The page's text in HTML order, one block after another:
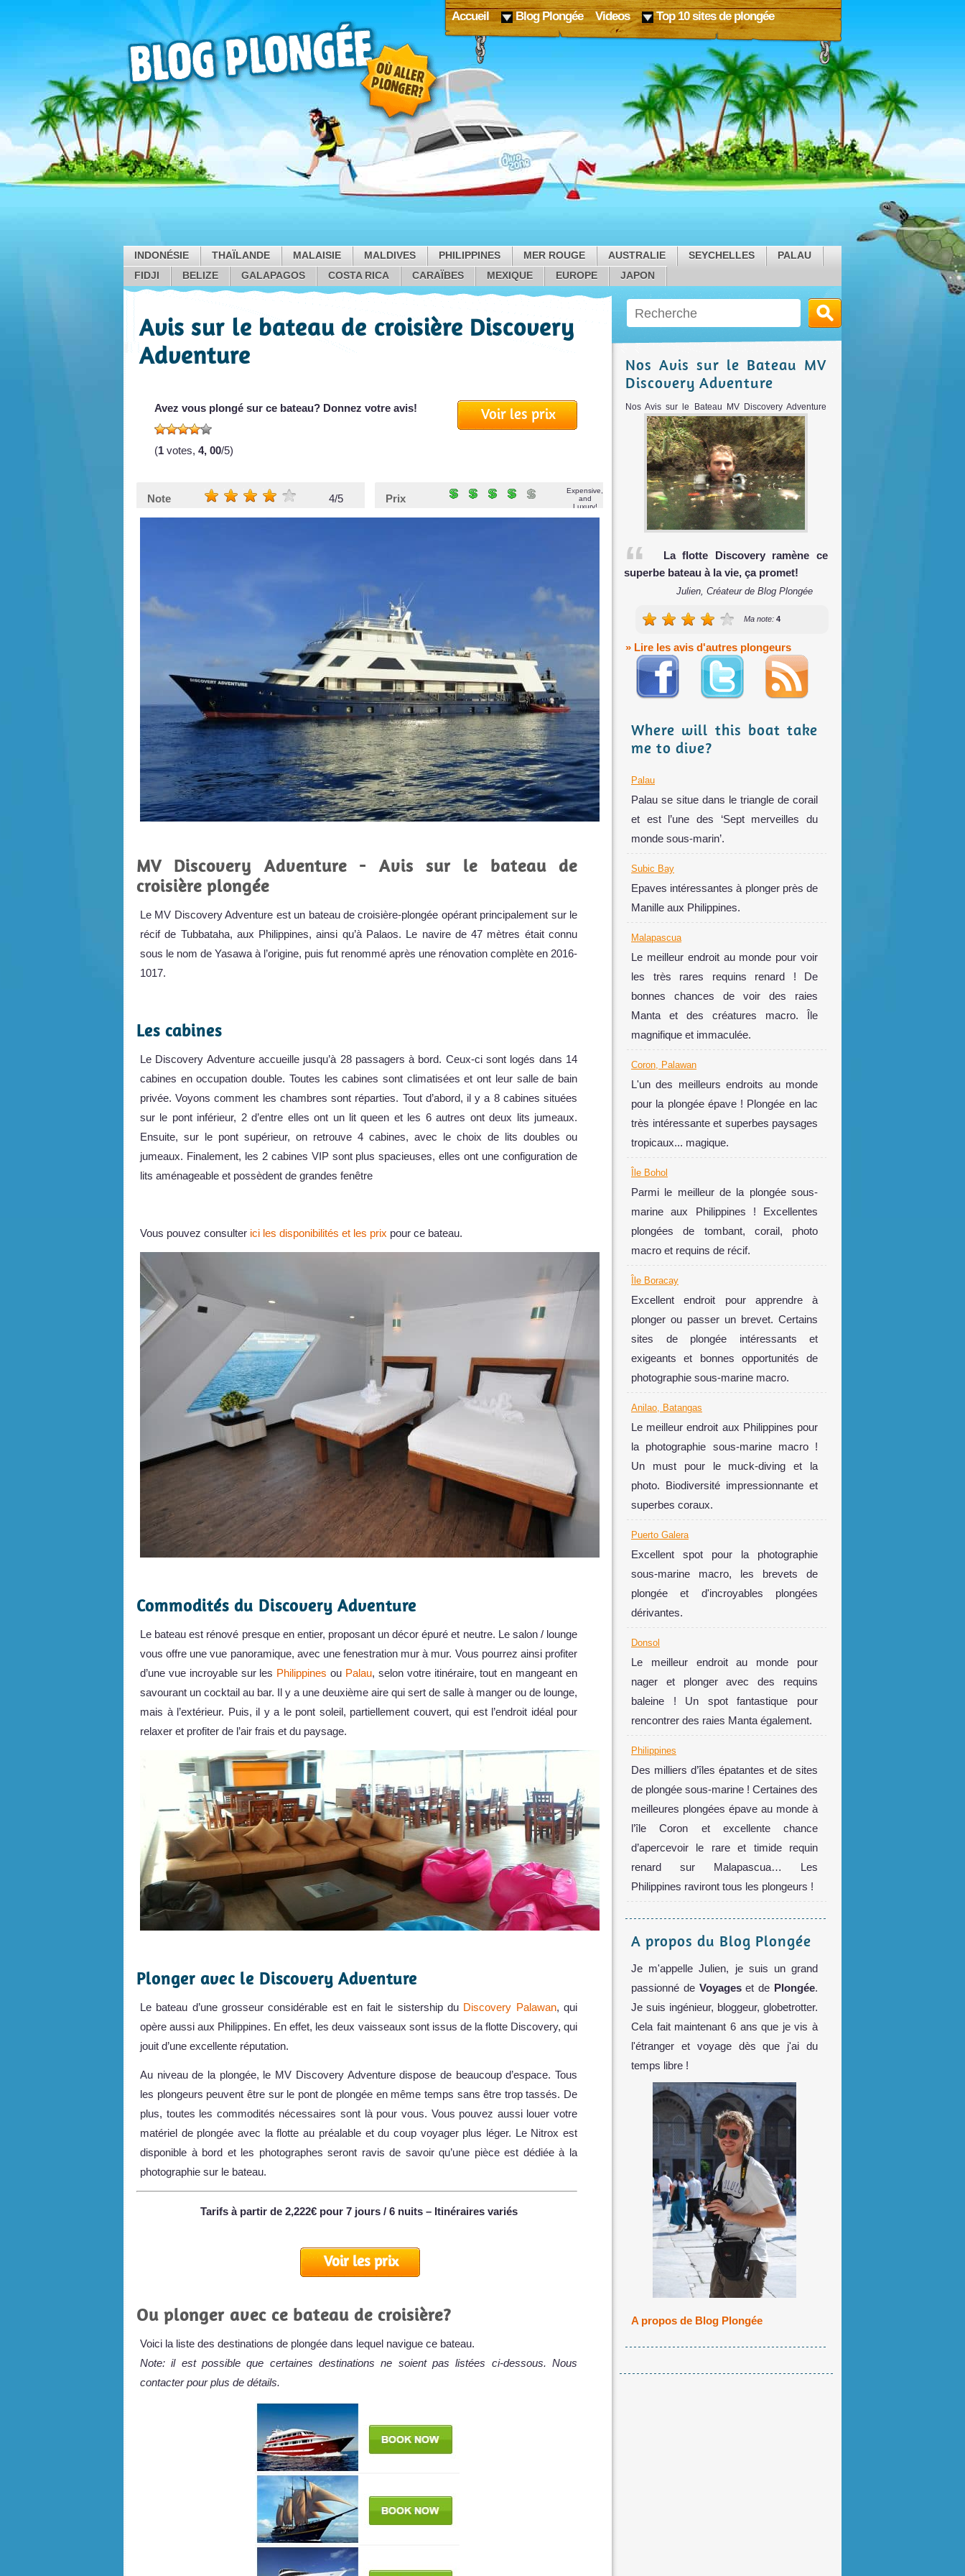
Accueil Blog Plongée Videos Top 10 sites de plongée
INDONÉSIE THAÏLANDE MALAISIE MALDIVES PHILIPPINES MER ROUGE AUSTRALIE SEYCHELLES
PALAU
FIDJI
BELIZE GALAPAGOS COSTA RICA CARAÏBES MEXIQUE EUROPE JAPON
Avis sur le bateau de croisière Discovery
Adventure
Voir les prix
Avez vous plongé sur ce bateau? Donnez votre avis!
(1 votes, 4, 00/5)
Note 4/5 Prix
Expensive,
and
Luxury!
MV Discovery Adventure - Avis sur le bateau de
croisière plongée
Le MV Discovery Adventure est un bateau de croisière-plongée opérant principalement sur le
récif de Tubbataha, aux Philippines, ainsi qu’à Palaos. Le navire de 47 mètres était connu
sous le nom de Yasawa à l’origine, puis fut renommé après une rénovation complète en 2016-
1017.
Les cabines
Le Discovery Adventure accueille jusqu’à 28 passagers à bord. Ceux-ci sont logés dans 14
cabines en occupation double. Toutes les cabines sont climatisées et ont leur salle de bain
privée. Voyons comment les chambres sont réparties. Tout d’abord, il y a 8 cabines situées
sur le pont inférieur, 2 d’entre elles ont un lit queen et les 6 autres ont deux lits jumeaux.
Ensuite, sur le pont supérieur, on retrouve 4 cabines, avec le choix de lits doubles ou
jumeaux. Finalement, les 2 cabines VIP sont plus spacieuses, elles ont une configuration de
lits aménageable et possèdent de grandes fenêtre
Vous pouvez consulter ici les disponibilités et les prix pour ce bateau.
Commodités du Discovery Adventure
Le bateau est rénové presque en entier, proposant un décor épuré et neutre. Le salon / lounge
vous offre une vue panoramique, avec une fenestration mur à mur. Vous pourrez ainsi profiter
d’une vue incroyable sur les Philippinesou Palau, selon votre itinéraire, tout en mangeant en
savourant un cocktail au bar. Il y a une deuxième aire qui sert de salle à manger ou de lounge,
mais à l’extérieur. Puis, il y a le pont soleil, partiellement couvert, qui est l’endroit idéal pour
relaxer et profiter de l’air frais et du paysage.
Plonger avec le Discovery Adventure
Le bateau d’une grosseur considérable est en fait le sistership du Discovery Palawan, qui
opère aussi aux Philippines. En effet, les deux vaisseaux sont issus de la flotte Discovery, qui
jouit d’une excellente réputation.
Au niveau de la plongée, le MV Discovery Adventure dispose de beaucoup d’espace. Tous
les plongeurs peuvent être sur le pont de plongée en même temps sans être trop tassés. De
plus, toutes les commodités nécessaires sont là pour vous. Vous pouvez aussi louer votre
matériel de plongée avec la flotte au préalable et du coup voyager plus léger. Le Nitrox est
disponible à bord et les photographes seront ravis de savoir qu’une pièce est dédiée à la
photographie sur le bateau.
Tarifs à partir de 2,222€ pour 7 jours / 6 nuits – Itinéraires variés
Voir les prix
Ou plonger avec ce bateau de croisière?
Voici la liste des destinations de plongée dans lequel navigue ce bateau.
Note: il est possible que certaines destinations ne soient pas listées ci-dessous. Nous
contacter pour plus de détails.
Nos Avis sur le Bateau MV
Discovery Adventure
Nos Avis sur le Bateau MV Discovery Adventure
La flotte Discovery ramène ce
superbe bateau à la vie, ça promet!
Julien, Créateur de Blog Plongée
Ma note: 4
» Lire les avis d'autres plongeurs
Where will this boat take
me to dive?
Palau
Palau se situe dans le triangle de corail
et est l’une des ‘Sept merveilles du
monde sous-marin’.
Subic Bay
Epaves intéressantes à plonger près de
Manille aux Philippines.
Malapascua
Le meilleur endroit au monde pour voir
les très rares requins renard ! De
bonnes chances de voir des raies
Manta et des créatures macro. Île
magnifique et immaculée.
Coron, Palawan
L'un des meilleurs endroits au monde
pour la plongée épave ! Plongée en lac
très intéressante et superbes paysages
tropicaux... magique.
Île Bohol
Parmi le meilleur de la plongée sous-
marine aux Philippines ! Excellentes
plongées de tombant, corail, photo
macro et requins de récif.
Île Boracay
Excellent endroit pour apprendre à
plonger ou passer un brevet. Certains
sites de plongée intéressants et
exigeants et bonnes opportunités de
photographie sous-marine macro.
Anilao, Batangas
Le meilleur endroit aux Philippines pour
la photographie sous-marine macro !
Un must pour le muck-diving et la
photo. Biodiversité impressionnante et
superbes coraux.
Puerto Galera
Excellent spot pour la photographie
sous-marine macro, les brevets de
plongée et d'incroyables plongées
dérivantes.
Donsol
Le meilleur endroit au monde pour
nager et plonger avec des requins
baleine ! Un spot fantastique pour
rencontrer des raies Manta également.
Philippines
Des milliers d’îles épatantes et de sites
de plongée sous-marine ! Certaines des
meilleures plongées épave au monde à
l’île Coron et excellente chance
d’apercevoir le rare et timide requin
renard sur Malapascua… Les
Philippines raviront tous les plongeurs !
A propos du Blog Plongée
Je m'appelle Julien, je suis un grand
passionné de Voyageset de Plongée.
Je suis ingénieur, bloggeur, globetrotter.
Cela fait maintenant 6 ans que je vis à
l'étranger et voyage dès que j'ai du
temps libre !
A propos de Blog Plongée